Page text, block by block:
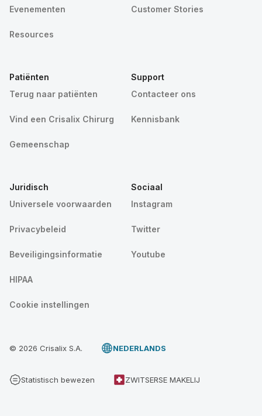
Evenementen
Resources
Customer Stories
Patiënten
Terug naar patiënten
Vind een Crisalix Chirurg
Gemeenschap
Support
Contacteer ons
Kennisbank
Juridisch
Universele voorwaarden
Privacybeleid
Beveiligingsinformatie
HIPAA
Cookie instellingen
Sociaal
Instagram
Twitter
Youtube
© 2026 Crisalix S.A. NEDERLANDS
Statistisch bewezen ZWITSERSE MAKELIJ